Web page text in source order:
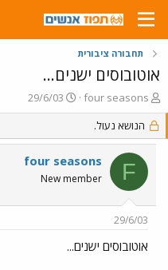
תחבורה ציבורית
אוטובוסים ישנים...
פ
ו
ת
ח
נ
four seasons
פ
ו
ס
ב
ת
29/6/03
הנושא נעול.
F
four seasons
New member
29/6/03
אוטובוסים ישנים...